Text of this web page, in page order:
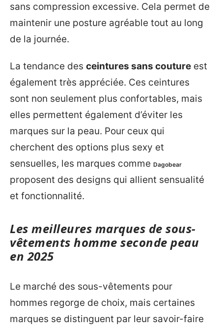
sans compression excessive. Cela permet de
maintenir une posture agréable tout au long
de la journée.
La tendance des ceintures sans couture est
également très appréciée. Ces ceintures
sont non seulement plus confortables, mais
elles permettent également d’éviter les
marques sur la peau. Pour ceux qui
cherchent des options plus sexy et
sensuelles, les marques comme Dagobear
proposent des designs qui allient sensualité
et fonctionnalité.
Les meilleures marques de sous-
vêtements homme seconde peau
en 2025
Le marché des sous-vêtements pour
hommes regorge de choix, mais certaines
marques se distinguent par leur savoir-faire